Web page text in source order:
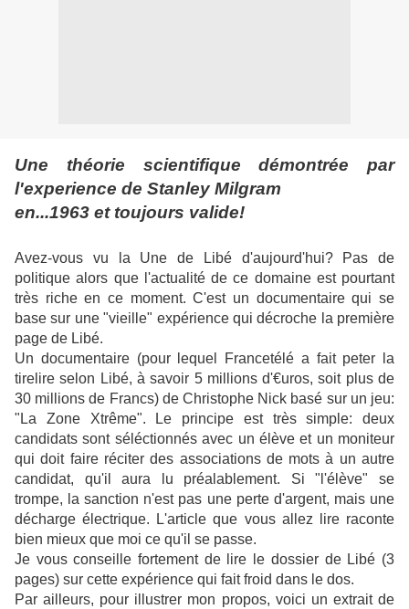
Une théorie scientifique démontrée par
l'experience de Stanley Milgram
en...1963 et toujours valide!
Avez-vous vu la Une de Libé d'aujourd'hui? Pas de
politique alors que l'actualité de ce domaine est pourtant
très riche en ce moment. C'est un documentaire qui se
base sur une "vieille" expérience qui décroche la première
page de Libé.
Un documentaire (pour lequel Francetélé a fait peter la
tirelire selon Libé, à savoir 5 millions d'€uros, soit plus de
30 millions de Francs) de Christophe Nick basé sur un jeu:
"La Zone Xtrême". Le principe est très simple: deux
candidats sont séléctionnés avec un élève et un moniteur
qui doit faire réciter des associations de mots à un autre
candidat, qu'il aura lu préalablement. Si "l'élève" se
trompe, la sanction n'est pas une perte d'argent, mais une
décharge électrique. L'article que vous allez lire raconte
bien mieux que moi ce qu'il se passe.
Je vous conseille fortement de lire le dossier de Libé (3
pages) sur cette expérience qui fait froid dans le dos.
Par ailleurs, pour illustrer mon propos, voici un extrait de